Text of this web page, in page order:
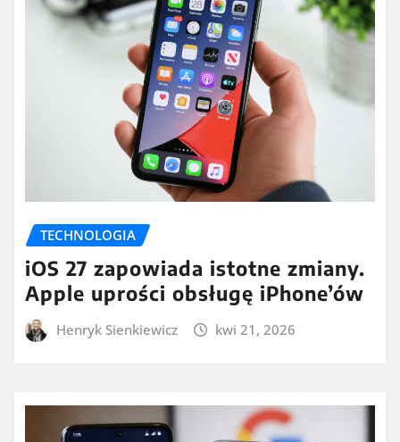
TECHNOLOGIA
iOS 27 zapowiada istotne zmiany.
Apple uprości obsługę iPhone’ów
Henryk Sienkiewicz kwi 21, 2026